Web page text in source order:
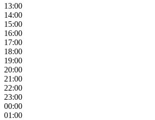
13:00
14:00
15:00
16:00
17:00
18:00
19:00
20:00
21:00
22:00
23:00
00:00
01:00